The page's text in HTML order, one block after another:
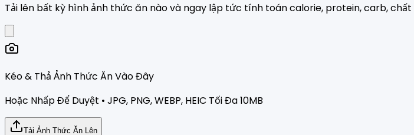
Tải lên bất kỳ hình ảnh thức ăn nào và ngay lập tức tính toán calorie, protein, carb,
Kéo & Thả Ảnh Thức Ăn Vào Đây
Hoặc Nhấp Để Duyệt • JPG, PNG, WEBP, HEIC Tối Đa 10MB
Tải Ảnh Thức Ăn Lên